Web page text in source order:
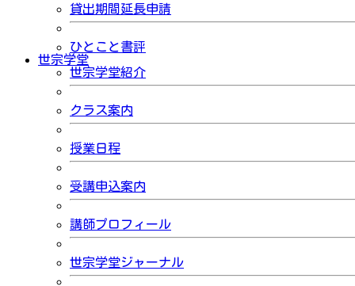
貸出期間延長申請
ひとこと書評
世宗学堂
世宗学堂紹介
クラス案内
授業日程
受講申込案内
講師プロフィール
世宗学堂ジャーナル